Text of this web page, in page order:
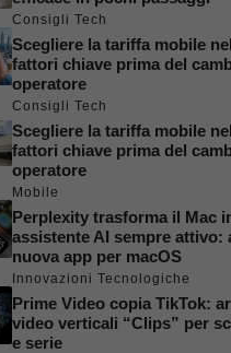
Consigli Tech
Scegliere la tariffa mobile
fattori chiave prima del
operatore
Consigli Tech
Scegliere la tariffa mobile
fattori chiave prima del
operatore
Mobile
Perplexity trasforma il Mac
assistente AI sempre attivo:
nuova app per macOS
Innovazioni Tecnologiche
Prime Video copia TikTok:
video verticali “Clips” per
e serie